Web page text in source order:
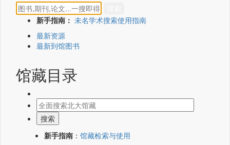
新手指南： 未名学术搜索使用指南
最新资源
最新到馆图书
馆藏目录
新手指南 ： 馆藏检索与使用